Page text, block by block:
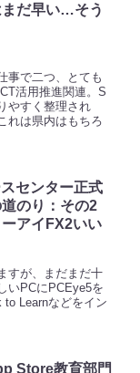
だ早い…そう
事で二つ、とても
活用推進関連。S
やすく整理され
れは県内はもちろ
センター正式
道のり：その2
アイFX2いい
すが、まだまだ十
いPCにPCEye5を
Learnなどをイン
Store教育部門